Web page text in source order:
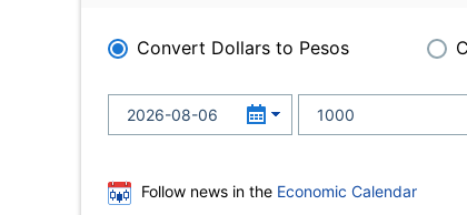
Convert Dollars to Pesos
Follow news in the Economic Calendar